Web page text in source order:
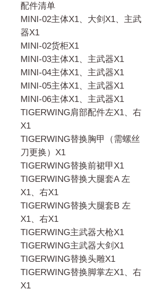
配件清单
MINI-02主体X1、大剑X1、主武
器X1
MINI-02货柜X1
MINI-03主体X1、主武器X1
MINI-04主体X1、主武器X1
MINI-05主体X1、主武器X1
MINI-06主体X1、主武器X1
TIGERWING肩部配件左X1、右
X1
TIGERWING替换胸甲（需螺丝
刀更换）X1
TIGERWING替换前裙甲X1
TIGERWING替换大腿套A 左
X1、右X1
TIGERWING替换大腿套B 左
X1、右X1
TIGERWING主武器大枪X1
TIGERWING主武器大剑X1
TIGERWING替换头雕X1
TIGERWING替换脚掌左X1、右
X1